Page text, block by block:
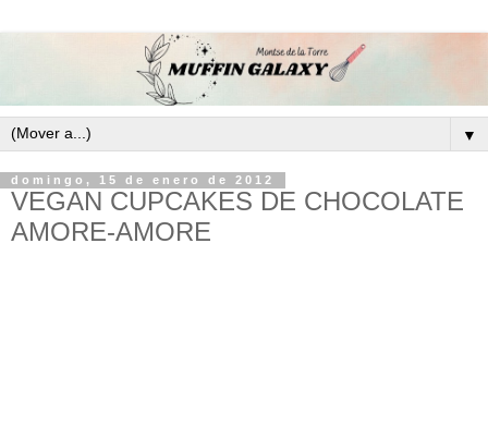
▼
domingo, 15 de enero de 2012
VEGAN CUPCAKES DE CHOCOLATE
AMORE-AMORE